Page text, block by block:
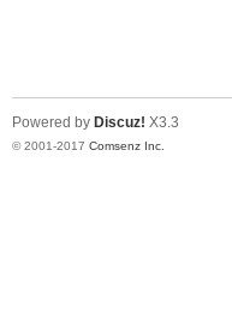
Powered by Discuz! X3.3
© 2001-2017 Comsenz Inc.